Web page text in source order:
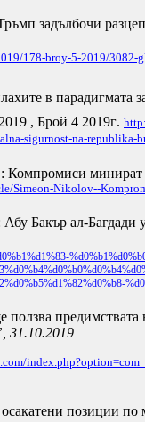
задълбочи
178-broy-5-2019/3082-
в парадигмата
, Брой 4 2019г.
sigurnost-na-republika-
Компромиси
Simeon-Nikolov--
Бакър ал-Багдади
ползва
31.10.2019
позиции